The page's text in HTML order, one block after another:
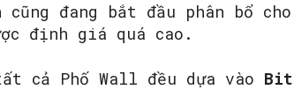
đang bắt đầu phân bổ cho
định giá quá cao.
cả Phố Wall đều dựa vào